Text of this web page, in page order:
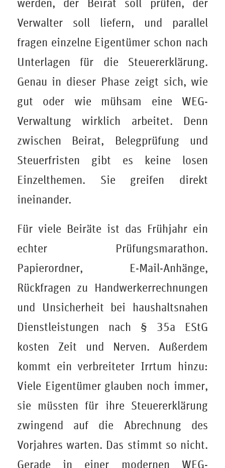
werden, der Beirat soll prüfen, der
Verwalter soll liefern, und parallel
fragen einzelne Eigentümer schon nach
Unterlagen für die Steuererklärung.
Genau in dieser Phase zeigt sich, wie
gut oder wie mühsam eine WEG-
Verwaltung wirklich arbeitet. Denn
zwischen Beirat, Belegprüfung und
Steuerfristen gibt es keine losen
Einzelthemen. Sie greifen direkt
ineinander.
Für viele Beiräte ist das Frühjahr ein
echter Prüfungsmarathon.
Papierordner, E-Mail-Anhänge,
Rückfragen zu Handwerkerrechnungen
und Unsicherheit bei haushaltsnahen
Dienstleistungen nach § 35a EStG
kosten Zeit und Nerven. Außerdem
kommt ein verbreiteter Irrtum hinzu:
Viele Eigentümer glauben noch immer,
sie müssten für ihre Steuererklärung
zwingend auf die Abrechnung des
Vorjahres warten. Das stimmt so nicht.
Gerade in einer modernen WEG-